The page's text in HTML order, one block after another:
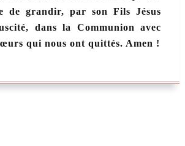
de grandir, par son Fils Jésus
dans la Communion avec
qui nous ont quittés. Amen !